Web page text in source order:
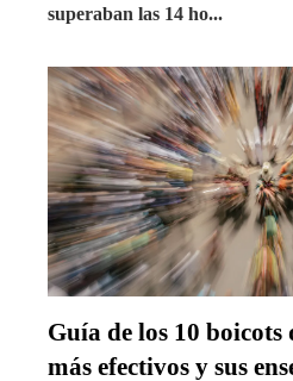
superaban las 14 ho...
Guía de los 10 boicots
más efectivos y sus